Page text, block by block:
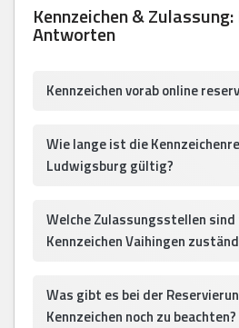
Kennzeichen &
Antworten
Kennzeichen vorab online
Wie lange ist die
Ludwigsburg gültig?
Welche Zulassungsstellen
Kennzeichen Vaihingen
Was gibt es bei der
Kennzeichen noch zu beachten?